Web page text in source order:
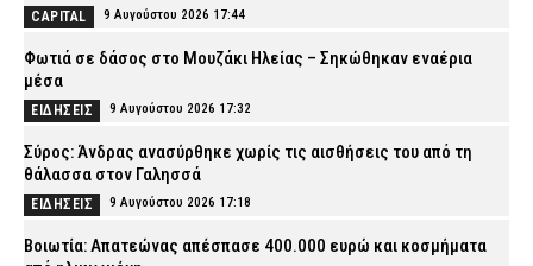
CAPITAL 9 Αυγούστου 2026 17:44
Φωτιά σε δάσος στο Μουζάκι Ηλείας – Σηκώθηκαν εναέρια
μέσα
ΕΙΔΗΣΕΙΣ 9 Αυγούστου 2026 17:32
Σύρος: Άνδρας ανασύρθηκε χωρίς τις αισθήσεις του από τη
θάλασσα στον Γαλησσά
ΕΙΔΗΣΕΙΣ 9 Αυγούστου 2026 17:18
Βοιωτία: Απατεώνας απέσπασε 400.000 ευρώ και κοσμήματα